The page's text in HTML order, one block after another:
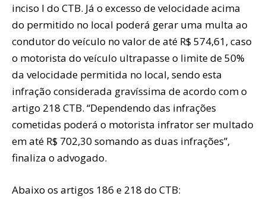
inciso I do CTB. Já o excesso de velocidade acima
do permitido no local poderá gerar uma multa ao
condutor do veículo no valor de até R$ 574,61, caso
o motorista do veículo ultrapasse o limite de 50%
da velocidade permitida no local, sendo esta
infração considerada gravíssima de acordo com o
artigo 218 CTB. “Dependendo das infrações
cometidas poderá o motorista infrator ser multado
em até R$ 702,30 somando as duas infrações”,
finaliza o advogado.
Abaixo os artigos 186 e 218 do CTB: